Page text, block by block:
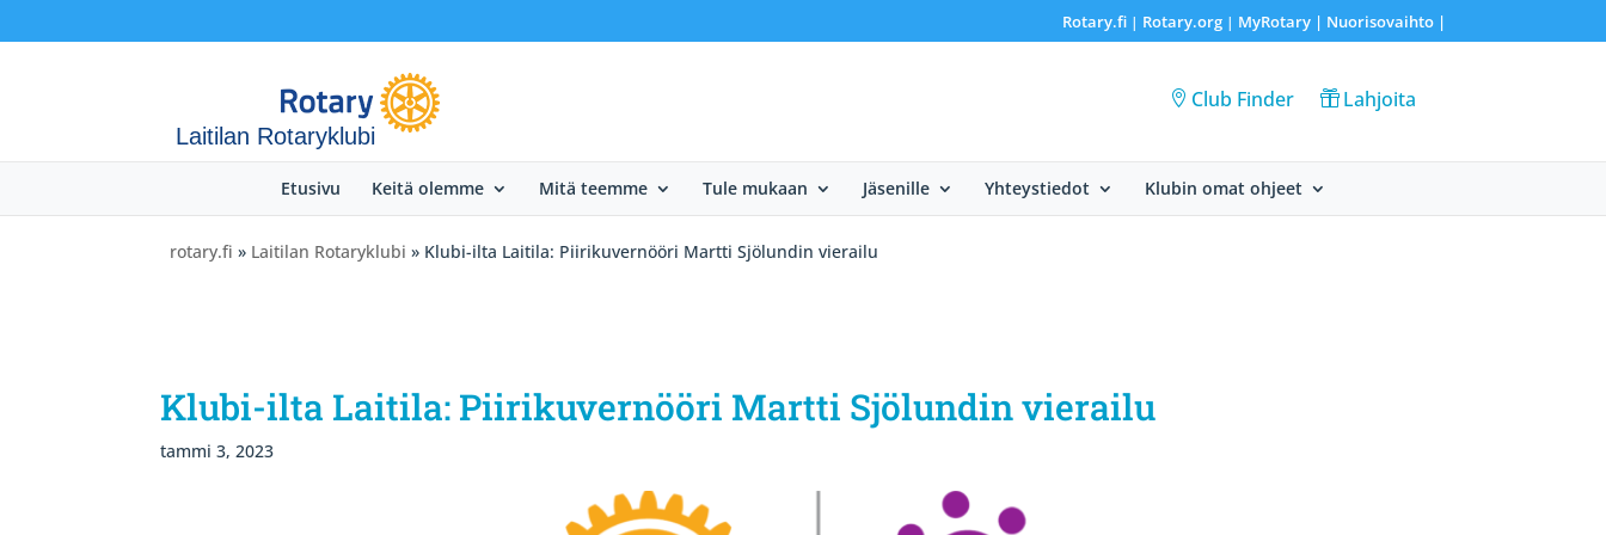
Rotary.fi| Rotary.org| MyRotary | Nuorisovaihto|
Laitilan Rotaryklubi
Club Finder Lahjoita
Etusivu Keitä olemme Mitä teemme Tule mukaan Jäsenille Yhteystiedot Klubin omat ohjeet
rotary.fi » Laitilan Rotaryklubi » Klubi-ilta Laitila: Piirikuvernööri Martti Sjölundin vierailu
Klubi-ilta Laitila: Piirikuvernööri Martti Sjölundin vierailu
tammi 3, 2023